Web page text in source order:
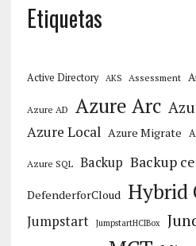
Etiquetas
Active Directory AKS Assessment
Azure AD Azure Arc
Azure Local Azure Migrate
Azure SQL Backup Backup
DefenderforCloud Hybrid
Jumpstart JumpstartHCIBox